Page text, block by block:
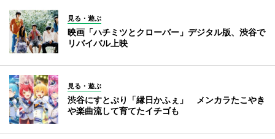
見る・遊ぶ
映画「ハチミツとクローバー」デジタル版、渋谷で
リバイバル上映
見る・遊ぶ
渋谷にすとぷり「縁日かふぇ」 メンカラたこやき
や楽曲流して育てたイチゴも